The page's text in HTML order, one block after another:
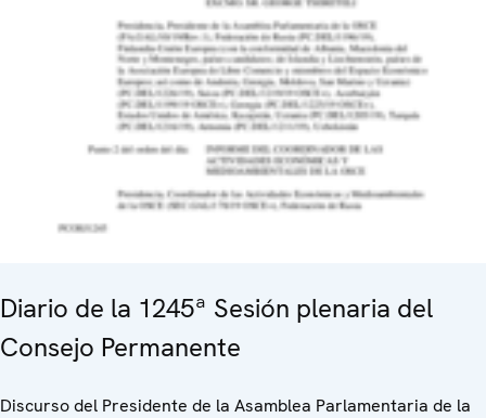
Diario de la 1245ª Sesión plenaria del
Consejo Permanente
Discurso del Presidente de la Asamblea Parlamentaria de la